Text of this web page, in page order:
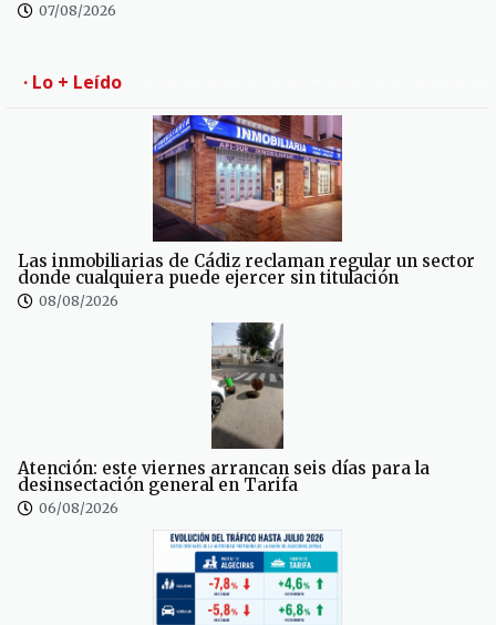
07/08/2026
· Lo + Leído
Las inmobiliarias de Cádiz reclaman regular un sector
donde cualquiera puede ejercer sin titulación
08/08/2026
Atención: este viernes arrancan seis días para la
desinsectación general en Tarifa
06/08/2026